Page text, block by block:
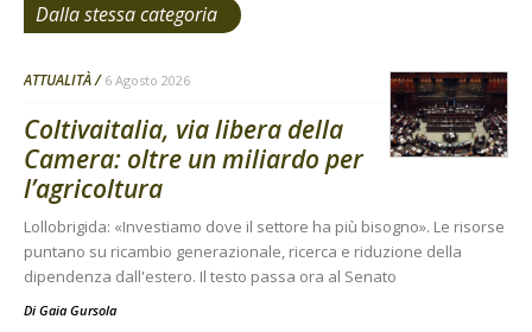
Dalla stessa categoria
ATTUALITÀ 6 Agosto 2026
Coltivaitalia, via libera della
Camera: oltre un miliardo per
l’agricoltura
Lollobrigida: «Investiamo dove il settore ha più bisogno». Le risorse
puntano su ricambio generazionale, ricerca e riduzione della
dipendenza dall'estero. Il testo passa ora al Senato
Di Gaia Gursola